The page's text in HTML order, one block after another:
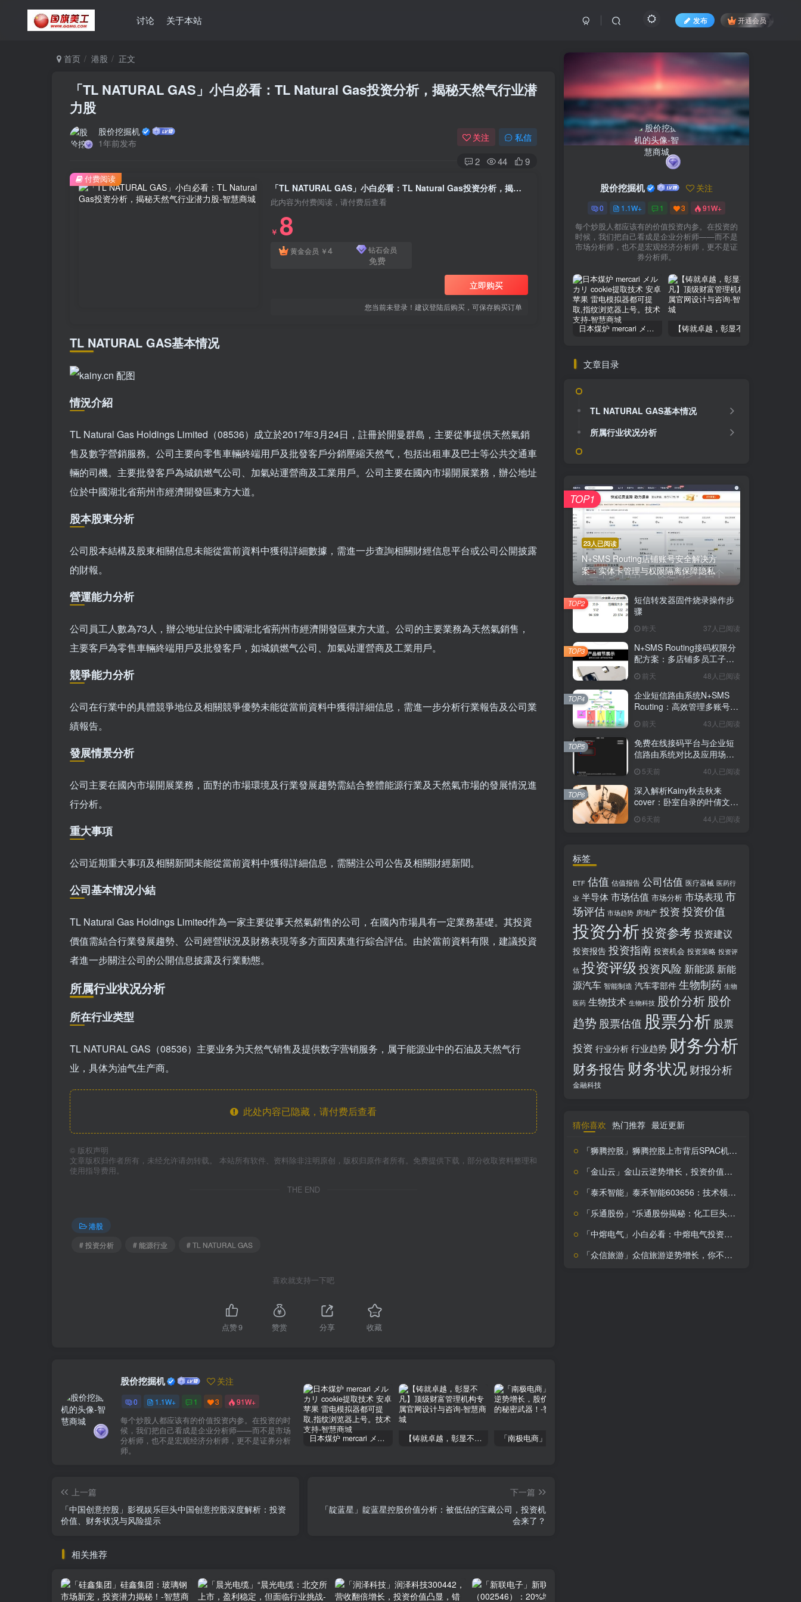
讨论 关于本站 发布 开通会员
首页 港股 正文
「TL NATURAL GAS」小白必看：TL Natural Gas投资分析，揭秘天然气行业潜
力股
股价挖掘机
1年前发布
关注 私信
2 44 9
「TL NATURAL GAS」小白必看：TL Natural Gas投资分析，揭秘天然气行业潜力股
此内容为付费阅读，请付费后查看
￥ 8
黄金会员 ￥4 钻石会员
免费
立即购买
您当前未登录！建议登陆后购买，可保存购买订单
付费阅读
TL NATURAL GAS基本情况
情況介紹
TL Natural Gas Holdings Limited（08536）成立於2017年3月24日，註冊於開曼群島，主要從事提供天然氣銷
售及數字營銷服務。公司主要向零售車輛終端用戶及批發客戶分銷壓縮天然气，包括出租車及巴士等公共交通車
輛的司機。主要批發客戶為城鎮燃气公司、加氣站運營商及工業用戶。公司主要在國內市場開展業務，辦公地址
位於中國湖北省荊州市經濟開發區東方大道。
股本股東分析
公司股本結構及股東相關信息未能從當前資料中獲得詳細數據，需進一步查詢相關財經信息平台或公司公開披露
的財報。
營運能力分析
公司員工人數為73人，辦公地址位於中國湖北省荊州市經濟開發區東方大道。公司的主要業務為天然氣銷售，
主要客戶為零售車輛終端用戶及批發客戶，如城鎮燃气公司、加氣站運營商及工業用戶。
競爭能力分析
公司在行業中的具體競爭地位及相關競爭優勢未能從當前資料中獲得詳細信息，需進一步分析行業報告及公司業
績報告。
發展情景分析
公司主要在國內市場開展業務，面對的市場環境及行業發展趨勢需結合整體能源行業及天然氣市場的發展情況進
行分析。
重大事項
公司近期重大事項及相關新聞未能從當前資料中獲得詳細信息，需關注公司公告及相關財經新聞。
公司基本情况小結
TL Natural Gas Holdings Limited作為一家主要從事天然氣銷售的公司，在國內市場具有一定業務基礎。其投資
價值需結合行業發展趨勢、公司經營狀況及財務表現等多方面因素進行綜合評估。由於當前資料有限，建議投資
者進一步關注公司的公開信息披露及行業動態。
所属行业状况分析
所在行业类型
TL NATURAL GAS（08536）主要业务为天然气销售及提供数字营销服务，属于能源业中的石油及天然气行
业，具体为油气生产商。
此处内容已隐藏，请付费后查看
© 版权声明
文章版权归作者所有，未经允许请勿转载。 本站所有软件、资料除非注明原创，版权归原作者所有。免费提供下载，部分收取资料整理和
使用指导费用。
THE END
港股
# 投资分析
# 能源行业 # TL NATURAL GAS
喜欢就支持一下吧
点赞9 赞赏 分享 收藏
股价挖掘机 关注
0 1.1W+ 1 3 91W+
每个炒股人都应该有的价值投资内参。在投资的时
候，我们把自己看成是企业分析师——而不是市场
分析师，也不是宏观经济分析师，更不是证券分析
师。
日本煤炉 mercari メルカリ cookie提取技术 安卓 苹果 雷电模拟器都可提取,指纹浏览器上号。技术支持 【铸就卓越，彰显不凡】顶级财富管理机构专属官网设计与咨询
上一篇
「中国创意控股」影视娱乐巨头中国创意控股深度解析：投资
价值、财务状况与风险提示
下一篇
「靛蓝星」靛蓝星控股价值分析：被低估的宝藏公司，投资机
会来了？
相关推荐
股价挖掘机 关注
0 1.1W+ 1 3 91W+
每个炒股人都应该有的价值投资内参。在投资的
时候，我们把自己看成是企业分析师——而不是
市场分析师，也不是宏观经济分析师，更不是证
券分析师。
日本煤炉 mercari メルカリ cookie提取技术 安卓 苹果 雷电模拟器都可提取,指纹浏览器上号。技术支持
文章目录
TL NATURAL GAS基本情况
所属行业状况分析
23人已阅读
N+SMS Routing店铺账号安全解决方
案：实体卡管理与权限隔离保障隐私
TOP1
短信转发器固件烧录操作步
骤
昨天 37人已阅读
TOP2
N+SMS Routing接码权限分
配方案：多店铺多员工子账
前天 48人已阅读
TOP3
企业短信路由系统N+SMS
Routing：高效管理多账号验
前天 43人已阅读
TOP4
免费在线接码平台与企业短
信路由系统对比及应用场景
5天前 40人已阅读
TOP5
深入解析Kainy秋去秋来
cover：卧室自录的叶倩文经
6天前 44人已阅读
TOP6
标签
ETF 估值 估值报告 公司估值 医疗器械 医药行
业 半导体市场估值 市场分析 市场表现市
场评估 市场趋势 房地产 投资 投资价值
投资分析投资参考 投资建议
投资报告 投资指南 投资机会 投资策略 投资评
估 投资评级 投资风险 新能源 新能
源汽车 智能制造 汽车零部件 生物制药 生物
医药 生物技术 生物科技 股价分析 股价
趋势 股票估值 股票分析 股票
投资 行业分析 行业趋势 财务分析
财务报告 财务状况财报分析
金融科技
猜你喜欢 热门推荐 最近更新
「狮腾控股」狮腾控股上市背后SPAC机制首秀风险与机遇并存
「金山云」金山云逆势增长，投资价值凸显，错过必后悔！
「泰禾智能」泰禾智能603656：技术领先市场广阔，投资价值你绝对不能错过
「乐通股份」“乐通股份揭秘：化工巨头面临挑战，未来何去何从？”
「中熔电气」小白必看：中熔电气投资价值深度解析，秘方在手，笑看股市风云
「众信旅游」众信旅游逆势增长，你不看绝对会后悔的旅游股黑马